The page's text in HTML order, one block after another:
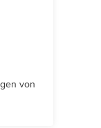
von